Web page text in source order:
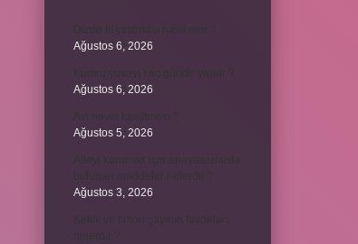
Ağustos 6, 2026
Ağustos 6, 2026
Ağustos 5, 2026
Ağustos 3, 2026